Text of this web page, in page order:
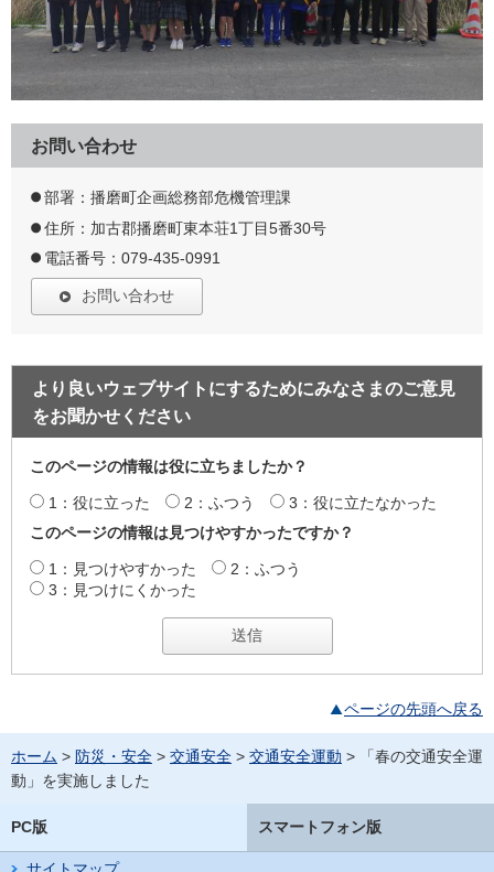
お問い合わせ
部署：播磨町企画総務部危機管理課
住所：加古郡播磨町東本荘1丁目5番30号
電話番号：079-435-0991
お問い合わせ
より良いウェブサイトにするためにみなさまのご意見
をお聞かせください
このページの情報は役に立ちましたか？
1：役に立った 2：ふつう
3：役に立たなかった
このページの情報は見つけやすかったですか？
1：見つけやすかった
2：ふつう
3：見つけにくかった
ページの先頭へ戻る
ホーム > 防災・安全 > 交通安全 > 交通安全運動 > 「春の交通安全運
動」を実施しました
PC版 スマートフォン版